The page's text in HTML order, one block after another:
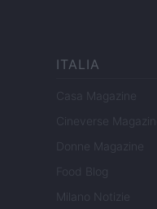
ITALIA
Casa Magazine
Cineverse Magazine
Donne Magazine
Food Blog
Milano Notizie